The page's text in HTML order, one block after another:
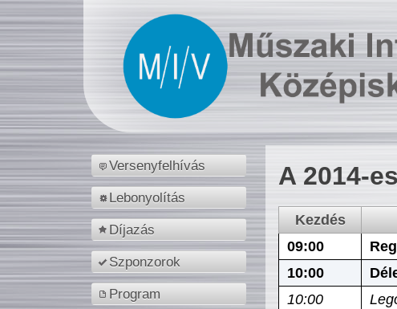
Versenyfelhívás
Lebonyolítás
Díjazás
Szponzorok
Program
A 2014-
Kezdés
09:00
10:00
10:00